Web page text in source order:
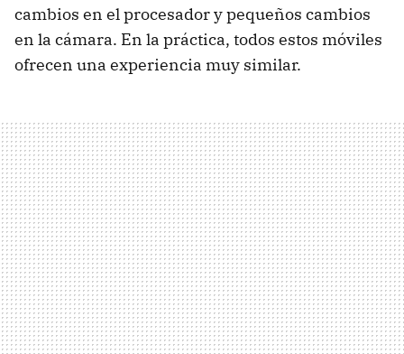
cambios en el procesador y pequeños cambios
en la cámara. En la práctica, todos estos móviles
ofrecen una experiencia muy similar.